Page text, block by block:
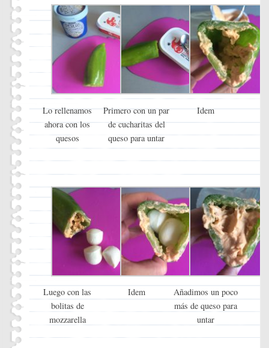
Lo rellenamos
ahora con los
quesos
Primero con un par
de cucharitas del
queso para untar
Idem
Luego con las
bolitas de
mozzarella
Idem
Añadimos un poco
más de queso para
untar